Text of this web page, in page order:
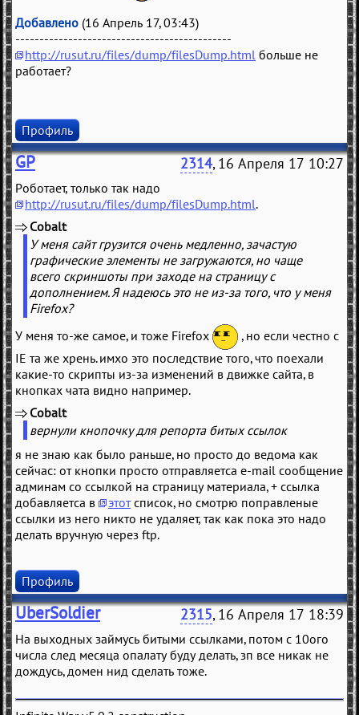
Добавлено (16 Апрель 17, 03:43)
---------------------------------------------
http://rusut.ru/files/dump/filesDump.html больше не
работает?
Профиль
GP 2314, 16 Апреля 17 10:27
Роботает, только так надо
http://rusut.ru/files/dump/filesDump.html.
Cobalt
У меня сайт грузится очень медленно, зачастую
графические элементы не загружаются, но чаще
всего скриншоты при заходе на страницу с
дополнением. Я надеюсь это не из-за того, что у меня
Firefox?
У меня то-же самое, и тоже Firefox
, но если честно с
IE та же хрень. имхо это последствие того, что поехали
какие-то скрипты из-за изменений в движке сайта, в
кнопках чата видно например.
Cobalt
вернули кнопочку для репорта битых ссылок
я не знаю как было раньше, но просто до ведома как
сейчас: от кнопки просто отправляетса e-mail сообщение
админам со ссылкой на страницу материала, + ссылка
добавляетса в
этотсписок, но смотрю поправленые
ссылки из него никто не удаляет, так как пока это надо
делать вручную через ftp.
Профиль
UberSoldier 2315, 16 Апреля 17 18:39
На выходных займусь битыми ссылками, потом с 10ого
числа след месяца опалату буду делать, зп все никак не
дождусь, домен нид сделать тоже.